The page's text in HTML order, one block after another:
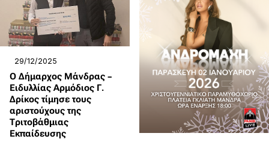
29/12/2025
Ο Δήμαρχος Μάνδρας –
Ειδυλλίας Αρμόδιος Γ.
Δρίκος τίμησε τους
αριστούχους της
Τριτοβάθμιας
Εκπαίδευσης